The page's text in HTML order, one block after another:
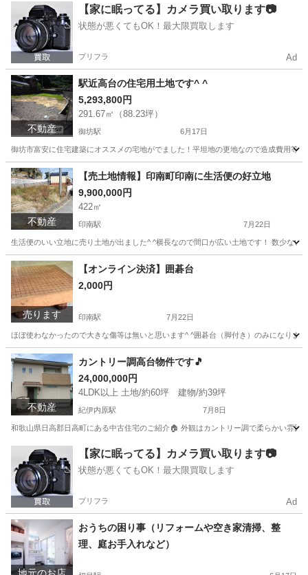
和歌山 切目駅 中古（マンション/一戸建て） 物件
【家に眠ってる】カメラ買い取ります📷
状態が悪くてもOK！最大限買取します
プリフラ Ad
不動産
駅近高台の住宅用土地です^ ^
5,293,800円
291.67㎡（88.23坪）
御坊駅 6月17日
御坊市富安に住宅建築にオススメの宅地がでました！平坦地の更地なので造成費用等
和歌山 御坊市 御坊駅 土地販売/土地売買 小谷
不動産
【売土地情報】印南町印南に生活便の好立地
9,900,000円
422㎡
印南駅 7月22日
生活便のいい立地に売り土地が出ました^ ^横長なので間口が広い土地です！ 数少な
和歌山 日高郡 印南駅 不動産売買（マンション/一戸建て）
土地
売ります
【オンライン決済】囲碁台
2,000円
印南駅 7月22日
ほぼ使わなかったので大きな傷等は無いと思います^ ^囲碁台（脚付き）のみになりま
和歌山 日高郡 印南駅 おもちゃ
不動産
カントリー調高台物件です🎵
24,000,000円
4LDK以上 土地/約60坪 建物/約39坪
紀伊内原駅 7月8日
和歌山県日高郡日高町にある中古住宅のご紹介🏠 外観はカントリー調で柔らかい雰
和歌山 紀伊内原駅 中古（マンション/一戸建て）
物件
【家に眠ってる】カメラ買い取ります📷
状態が悪くてもOK！最大限買取します
プリフラ Ad
おうちの困り事（リフォームや空き家清掃、整
理、庭お手入れなど）